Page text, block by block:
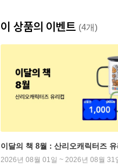
이 상품의 이벤트 (4개)
이달의 책 8월 : 산리오캐릭터즈 유
2026년 08월 01일 ~ 2026년 08월 31